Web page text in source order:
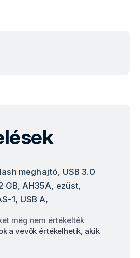
meghajtó, USB 3.0
GB, AH35A, ezüst,
1, USB A,
még nem értékelték
a vevők értékelhetik, akik